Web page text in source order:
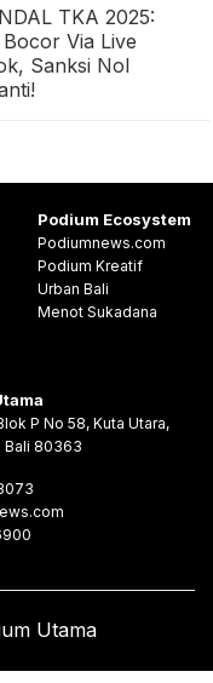
TKA 2025:
Via Live
Sanksi Nol
Podium Ecosystem
Podiumnews.com
Podium Kreatif
Urban Bali
Menot Sukadana
P No 58, Kuta Utara,
Bali 80363
Utama